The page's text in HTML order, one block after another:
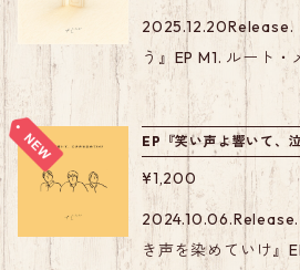
2025.12.20Release.
う』EP M1. ルート・メイト M2.セカイをトリ
EP『笑い声よ響いて、
¥1,200
き声を染めていけ』EP M1. 七ツ目ノ夜